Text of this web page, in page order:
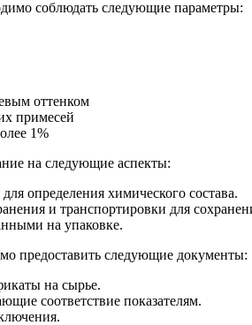
соблюдать следующие параметры:
оттенком
примесей
1%
на следующие аспекты:
определения химического состава.
и транспортировки для
на упаковке.
предоставить следующие документы:
на сырье.
соответствие показателям.